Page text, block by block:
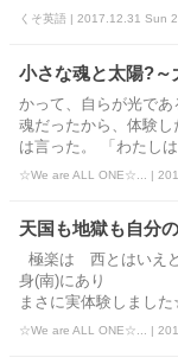
くそ英語 | 2017.12.31 Sun
小さな魂と太陽?～
かって、自らが光で
魂だったから、体験
は言った。 「わたしは
☆We are ALL ONE☆... |
天国も地獄も自分
極楽は 西とはいえ
身(南)にあ
まさに実体験しまし
☆We are ALL ONE☆... |